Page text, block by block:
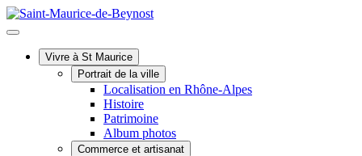
Vivre à St Maurice
Portrait de la ville
Localisation en Rhône-Alpes
Histoire
Patrimoine
Album photos
Commerce et artisanat